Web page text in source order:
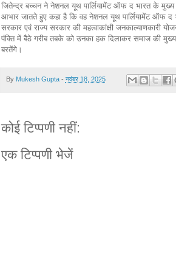
जितेन्द्र बच्चन ने नेशनल यूथ पार्लियामेंट ऑफ द भारत के मुख्य
आभार जातते हुए कहा है कि वह नेशनल यूथ पार्लियामेंट ऑफ द
सरकार एवं राज्य सरकार की महत्वाकांक्षी जनकाल्याणकारी
पंक्ति में बैठे गरीब तबके को उनका हक दिलाकर समाज की
बरतेंगे।
By Mukesh Gupta - नवंबर 18, 2025
कोई टिप्पणी नहीं:
एक टिप्पणी भेजें